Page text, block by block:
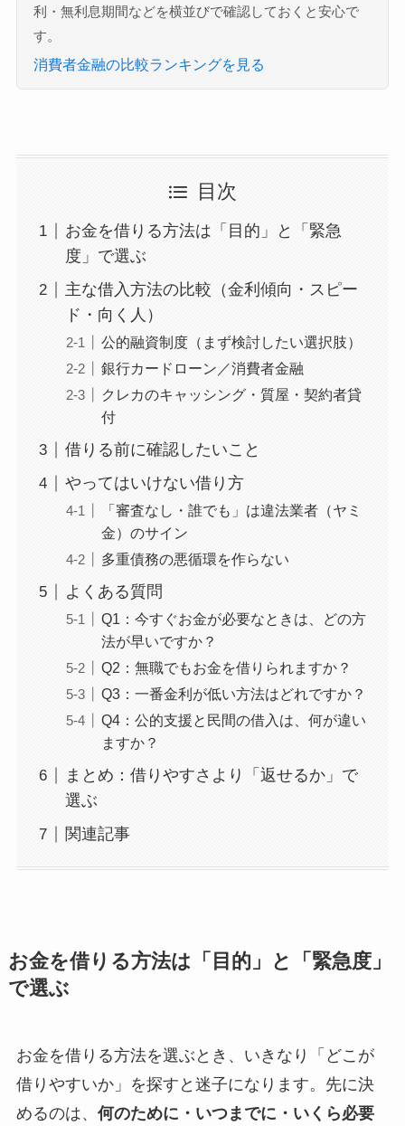
利・無利息期間などを横並びで確認しておくと安心で
す。
消費者金融の比較ランキングを見る
目次
お金を借りる方法は「目的」と「緊急
度」で選ぶ
主な借入方法の比較（金利傾向・スピー
ド・向く人）
公的融資制度（まず検討したい選択肢）
銀行カードローン／消費者金融
クレカのキャッシング・質屋・契約者貸
付
借りる前に確認したいこと
やってはいけない借り方
「審査なし・誰でも」は違法業者（ヤミ
金）のサイン
多重債務の悪循環を作らない
よくある質問
Q1：今すぐお金が必要なときは、どの方
法が早いですか？
Q2：無職でもお金を借りられますか？
Q3：一番金利が低い方法はどれですか？
Q4：公的支援と民間の借入は、何が違い
ますか？
まとめ：借りやすさより「返せるか」で
選ぶ
関連記事
お金を借りる方法は「目的」と「緊急度」
で選ぶ
お金を借りる方法を選ぶとき、いきなり「どこが
借りやすいか」を探すと迷子になります。先に決
めるのは、 何のために・いつまでに・いくら必要